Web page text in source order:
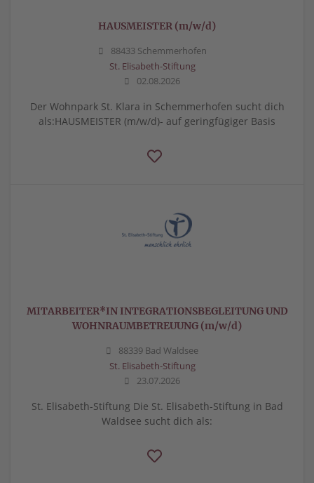
HAUSMEISTER (m/w/d)
88433 Schemmerhofen
St. Elisabeth-Stiftung
02.08.2026
Der Wohnpark St. Klara in Schemmerhofen sucht dich
als:HAUSMEISTER (m/w/d)- auf geringfügiger Basis
MITARBEITER*IN INTEGRATIONSBEGLEITUNG UND
WOHNRAUMBETREUUNG (m/w/d)
88339 Bad Waldsee
St. Elisabeth-Stiftung
23.07.2026
St. Elisabeth-Stiftung Die St. Elisabeth-Stiftung in Bad
Waldsee sucht dich als: